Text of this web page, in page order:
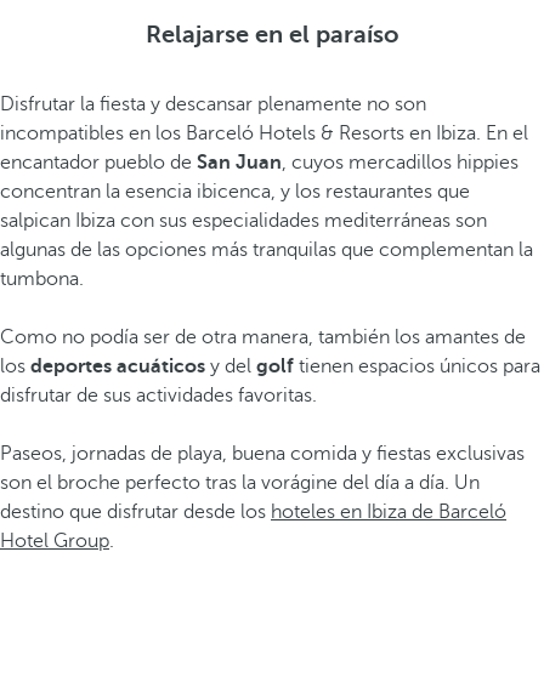
Relajarse en el paraíso
Disfrutar la fiesta y descansar plenamente no son
incompatibles en los Barceló Hotels & Resorts en Ibiza. En el
encantador pueblo de San Juan, cuyos mercadillos hippies
concentran la esencia ibicenca, y los restaurantes que
salpican Ibiza con sus especialidades mediterráneas son
algunas de las opciones más tranquilas que complementan la
tumbona.
Como no podía ser de otra manera, también los amantes de
los deportes acuáticos y del golf tienen espacios únicos para
disfrutar de sus actividades favoritas.
Paseos, jornadas de playa, buena comida y fiestas exclusivas
son el broche perfecto tras la vorágine del día a día. Un
destino que disfrutar desde los hoteles en Ibiza de Barceló
Hotel Group.